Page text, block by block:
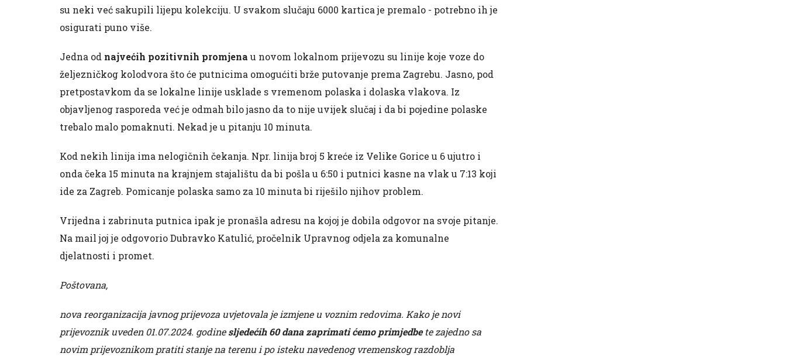
su neki već sakupili lijepu kolekciju. U svakom slučaju 6000 kartica je premalo - potrebno ih je
osigurati puno više.
Jedna od najvećih pozitivnih promjena u novom lokalnom prijevozu su linije koje voze do
željezničkog kolodvora što će putnicima omogućiti brže putovanje prema Zagrebu. Jasno, pod
pretpostavkom da se lokalne linije usklade s vremenom polaska i dolaska vlakova. Iz
objavljenog rasporeda već je odmah bilo jasno da to nije uvijek slučaj i da bi pojedine polaske
trebalo malo pomaknuti. Nekad je u pitanju 10 minuta.
Kod nekih linija ima nelogičnih čekanja. Npr. linija broj 5 kreće iz Velike Gorice u 6 ujutro i
onda čeka 15 minuta na krajnjem stajalištu da bi pošla u 6:50 i putnici kasne na vlak u 7:13 koji
ide za Zagreb. Pomicanje polaska samo za 10 minuta bi riješilo njihov problem.
Vrijedna i zabrinuta putnica ipak je pronašla adresu na kojoj je dobila odgovor na svoje pitanje.
Na mail joj je odgovorio Dubravko Katulić, pročelnik Upravnog odjela za komunalne
djelatnosti i promet.
Poštovana,
nova reorganizacija javnog prijevoza uvjetovala je izmjene u voznim redovima. Kako je novi
prijevoznik uveden 01.07.2024. godine sljedećih 60 dana zaprimati ćemo primjedbete zajedno sa
novim prijevoznikom pratiti stanje na terenu i po isteku navedenog vremenskog razdoblja